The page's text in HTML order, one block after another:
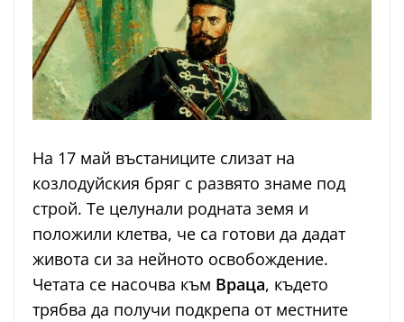
На 17 май въстаниците слизат на
козлодуйския бряг с развято знаме под
строй. Те целунали родната земя и
положили клетва, че са готови да дадат
живота си за нейното освобождение.
Четата се насочва към Враца, където
трябва да получи подкрепа от местните